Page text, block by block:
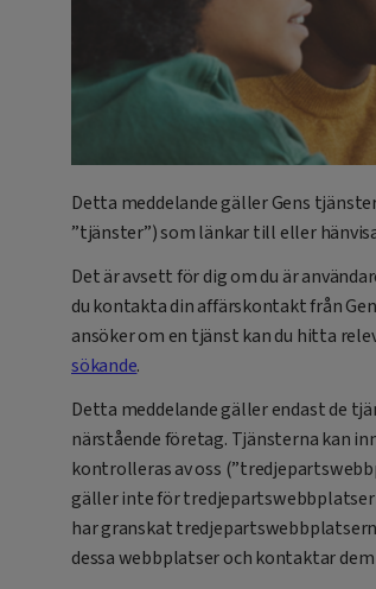
Detta meddelande gäller Gens
”tjänster”) som länkar till eller
Det är avsett för dig om du är
du kontakta din affärskontakt från
ansöker om en tjänst kan du hitta
sökande.
Detta meddelande gäller endast de
närstående företag. Tjänsterna kan
kontrolleras av oss
gäller inte för
har granskat
dessa webbplatser och kontaktar